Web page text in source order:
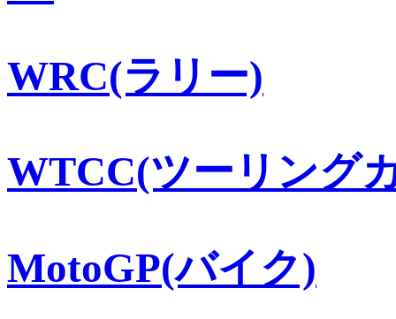
WRC(ラリー)
WTCC(ツーリング
MotoGP(バイク)